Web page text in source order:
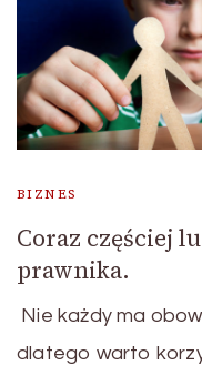
BIZNES
Coraz częściej
prawnika.
Nie każdy ma
dlatego warto